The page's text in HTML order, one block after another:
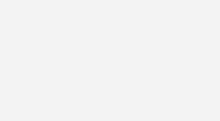
berücksichtigt werden.
unterstützt sowohl
auch die rechnerische Auslegung und
Wie sich die Programme